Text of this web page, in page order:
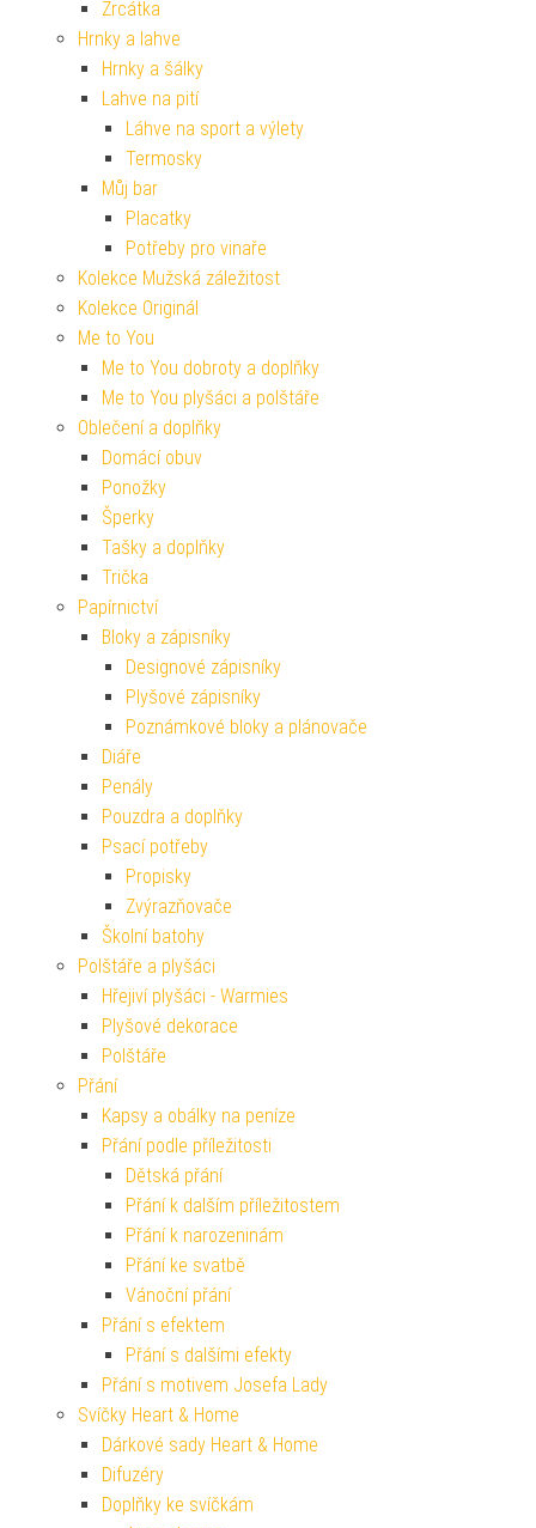
Zrcátka
Hrnky a lahve
Hrnky a šálky
Lahve na pití
Láhve na sport a výlety
Termosky
Můj bar
Placatky
Potřeby pro vinaře
Kolekce Mužská záležitost
Kolekce Originál
Me to You
Me to You dobroty a doplňky
Me to You plyšáci a polštáře
Oblečení a doplňky
Domácí obuv
Ponožky
Šperky
Tašky a doplňky
Trička
Papírnictví
Bloky a zápisníky
Designové zápisníky
Plyšové zápisníky
Poznámkové bloky a plánovače
Diáře
Penály
Pouzdra a doplňky
Psací potřeby
Propisky
Zvýrazňovače
Školní batohy
Polštáře a plyšáci
Hřejiví plyšáci - Warmies
Plyšové dekorace
Polštáře
Přání
Kapsy a obálky na peníze
Přání podle příležitosti
Dětská přání
Přání k dalším příležitostem
Přání k narozeninám
Přání ke svatbě
Vánoční přání
Přání s efektem
Přání s dalšími efekty
Přání s motivem Josefa Lady
Svíčky Heart & Home
Dárkové sady Heart & Home
Difuzéry
Doplňky ke svíčkám